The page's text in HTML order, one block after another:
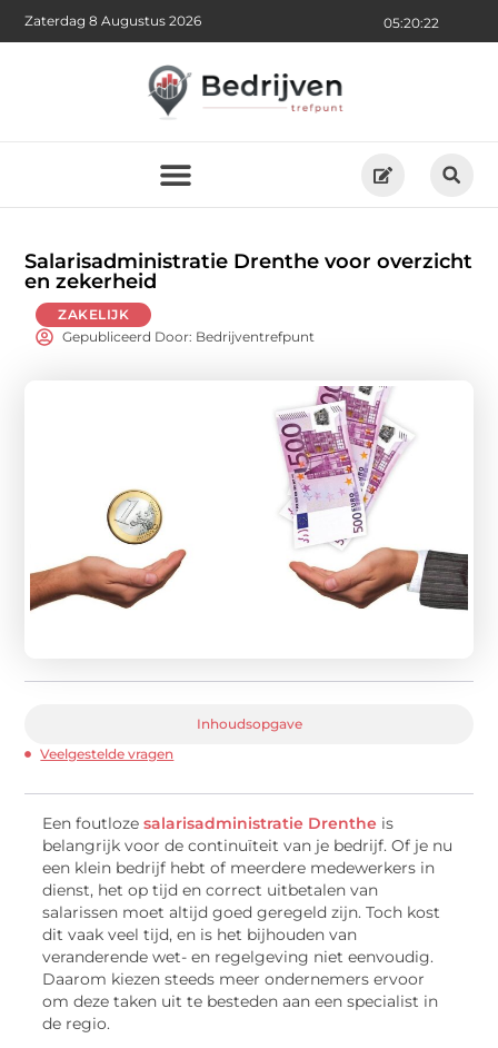
05:20:24
Zaterdag 8 Augustus 2026
Salarisadministratie Drenthe voor overzicht
en zekerheid
ZAKELIJK
Gepubliceerd Door: Bedrijventrefpunt
Inhoudsopgave
Veelgestelde vragen
Een foutlozesalarisadministratie Drenthe is
belangrijk voor de continuïteit van je bedrijf. Of je nu
een klein bedrijf hebt of meerdere medewerkers in
dienst, het op tijd en correct uitbetalen van
salarissen moet altijd goed geregeld zijn. Toch kost
dit vaak veel tijd, en is het bijhouden van
veranderende wet- en regelgeving niet eenvoudig.
Daarom kiezen steeds meer ondernemers ervoor
om deze taken uit te besteden aan een specialist in
de regio.